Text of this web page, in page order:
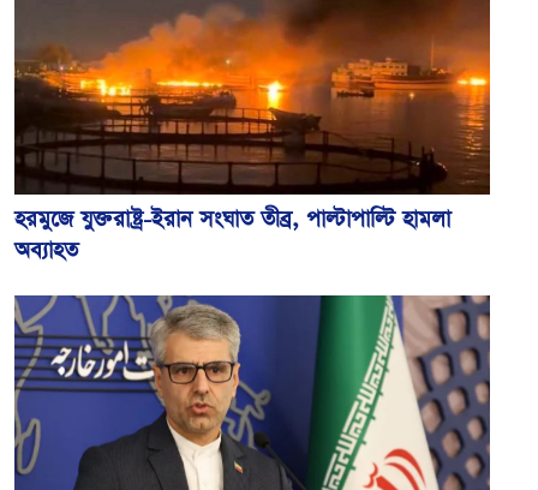
হরমুজে যুক্তরাষ্ট্র-ইরান সংঘাত তীব্র, পাল্টাপাল্টি হামলা
অব্যাহত